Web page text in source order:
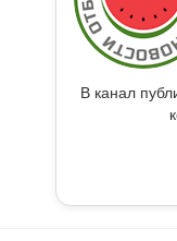
В канал